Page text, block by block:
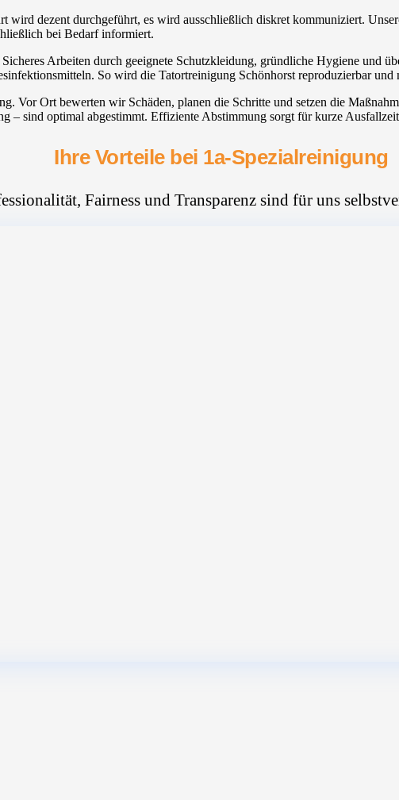
wird dezent durchgeführt, es wird ausschließlich diskret kommuniziert.
bei Bedarf informiert.
Arbeiten durch geeignete Schutzkleidung, gründliche Hygiene und
So wird die Tatortreinigung Schönhorst reproduzierbar und
Vor Ort bewerten wir Schäden, planen die Schritte und setzen die
– sind optimal abgestimmt. Effiziente Abstimmung sorgt für kurze
Ihre Vorteile bei 1a-Spezialreinigung
Fairness und Transparenz sind für uns